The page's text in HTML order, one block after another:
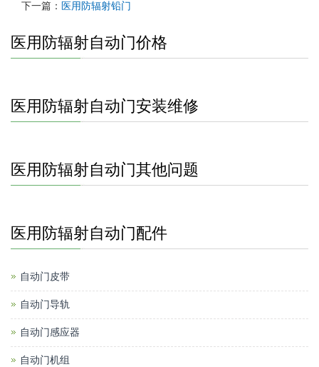
下一篇： 医用防辐射铅门
医用防辐射自动门价格
医用防辐射自动门安装维修
医用防辐射自动门其他问题
医用防辐射自动门配件
自动门皮带
自动门导轨
自动门感应器
自动门机组